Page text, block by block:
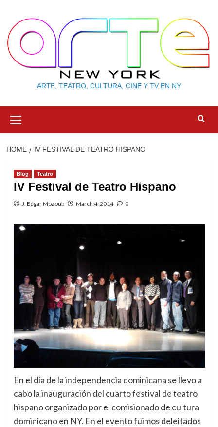
content
ARTE, TEATRO, CULTURA, CINE Y TV EN NY
Menu
HOME IV FESTIVAL DE TEATRO HISPANO
Blog Teatro
IV Festival de Teatro Hispano
J. Edgar Mozoub March 4, 2014 0
En el día de la independencia dominicana se llevo a
cabo la inauguración del cuarto festival de teatro
hispano organizado por el comisionado de cultura
dominicano en NY. En el evento fuimos deleitados